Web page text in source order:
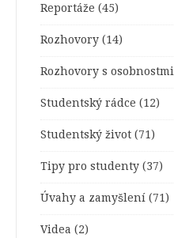
Reportáže (45)
Rozhovory (14)
Rozhovory s osobnostmi
Studentský rádce (12)
Studentský život (71)
Tipy pro studenty (37)
Úvahy a zamyšlení (71)
Videa (2)